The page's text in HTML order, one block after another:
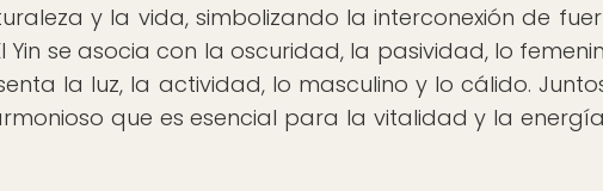
y la vida, simbolizando la interconexión de
se asocia con la oscuridad, la pasividad, lo
la luz, la actividad, lo masculino y lo cálido.
que es esencial para la vitalidad y la